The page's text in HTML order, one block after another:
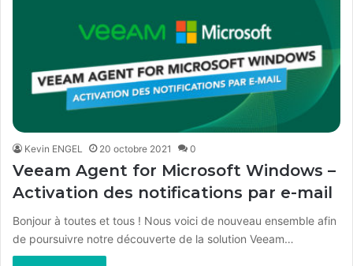
Kevin ENGEL 20 octobre 2021 0
Veeam Agent for Microsoft Windows –
Activation des notifications par e-mail
Bonjour à toutes et tous ! Nous voici de nouveau ensemble afin
de poursuivre notre découverte de la solution Veeam…